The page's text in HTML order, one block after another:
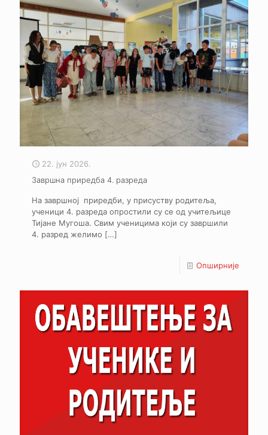
22. јун 2026.
Завршна приредба 4. разреда
На завршној приредби, у присуству родитеља,
ученици 4. разреда опростили су се од учитељице
Тијане Мугоша. Свим ученицима који су завршили
4. разред желимо […]
Опширније